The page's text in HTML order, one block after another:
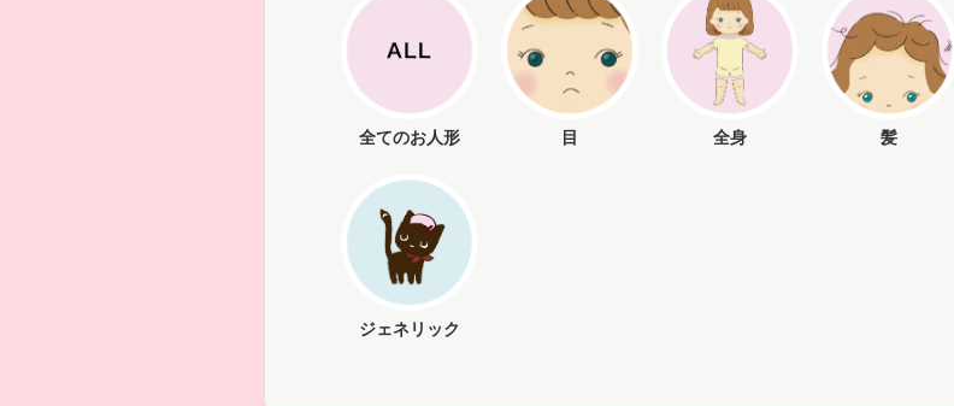
全てのお人形 目 全身 髪
ジェネリック